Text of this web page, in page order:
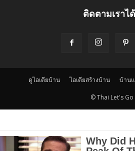
ติดตามเราไ
ดูไอเดียบ้าน ไอเดียสร้างบ้าน บ้าน
© Thai Let's Go